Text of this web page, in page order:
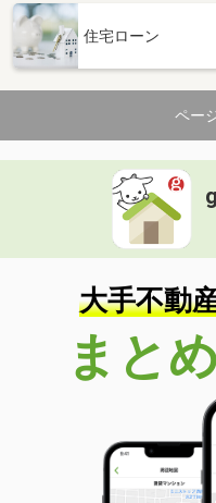
住宅ローン
ペー
大手不動
まと